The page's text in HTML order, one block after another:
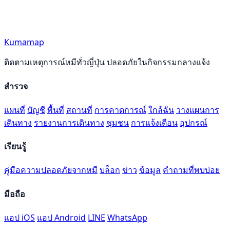
Kumamap
ติดตามเหตุการณ์หมีทั่วญี่ปุ่น ปลอดภัยในกิจกรรมกลางแจ้ง
สำรวจ
แผนที่ บัญชี พื้นที่ สถานที่ การคาดการณ์ใกล้ฉัน วางแผนการ
เดินทาง รายงานการเดินทาง ชุมชน การแจ้งเตือน อุปกรณ์
เรียนรู้
คู่มือความปลอดภัยจากหมี บล็อก ข่าว ข้อมูล คำถามที่พบบ่อย
มือถือ
แอป iOS แอป Android LINE WhatsApp